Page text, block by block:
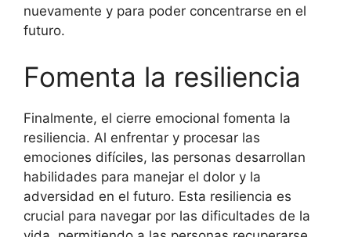
nuevamente y para poder concentrarse en el
futuro.
Fomenta la resiliencia
Finalmente, el cierre emocional fomenta la
resiliencia. Al enfrentar y procesar las
emociones difíciles, las personas desarrollan
habilidades para manejar el dolor y la
adversidad en el futuro. Esta resiliencia es
crucial para navegar por las dificultades de la